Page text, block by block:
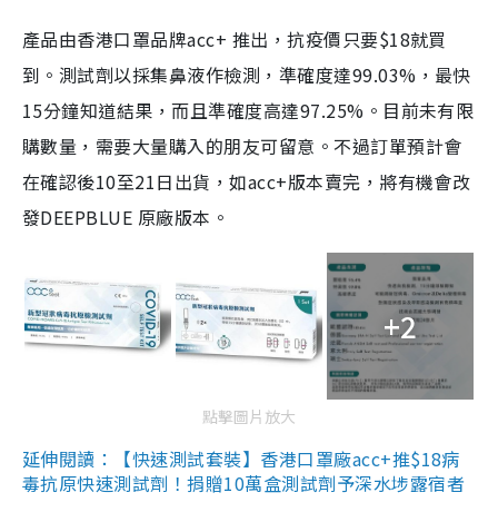
產品由香港口罩品牌acc+ 推出，抗疫價只要$18就買
到。測試劑以採集鼻液作檢測，準確度達99.03%，最快
15分鐘知道結果，而且準確度高達97.25%。目前未有限
購數量，需要大量購入的朋友可留意。不過訂單預計會
在確認後10至21日出貨，如acc+版本賣完，將有機會改
發DEEPBLUE 原廠版本。
+2
點擊圖片放大
延伸閱讀：【快速測試套裝】香港口罩廠acc+推$18病
毒抗原快速測試劑！捐贈10萬盒測試劑予深水埗露宿者